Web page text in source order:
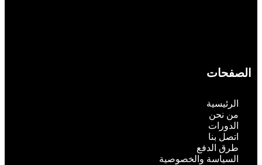
الصفحات
الرئيسية
من نحن
الدورات
اتصل بنا
طرق الدفع
السياسة والخصوصية